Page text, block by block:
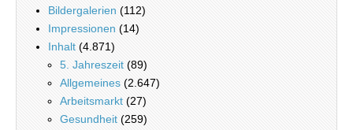
Bildergalerien (112)
Impressionen (14)
Inhalt (4.871)
5. Jahreszeit (89)
Allgemeines (2.647)
Arbeitsmarkt (27)
Gesundheit (259)